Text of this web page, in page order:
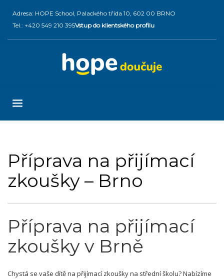
Adresa: HOPE School, Palackého třída 10, 602 00 BRNO
Tel.: +420 549 210 395Vstup do klientského profilu
Příprava na přijímací
zkoušky – Brno
Příprava na přijímací
zkoušky v Brně
Chystá se vaše dítě na přijímací zkoušky na střední školu? Nabízíme